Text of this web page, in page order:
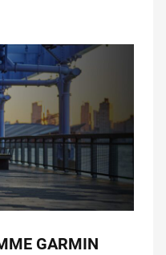
GARMIN